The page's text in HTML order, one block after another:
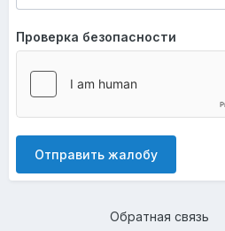
Проверка безопасности
Отправить жалобу
Обратная связь